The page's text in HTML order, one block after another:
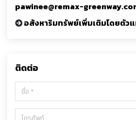
pawinee@remax-
อสังหาริมทรัพย์เพิ่มเติมโดยตัว
ติดต่อ